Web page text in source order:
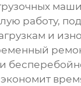
работу,
и